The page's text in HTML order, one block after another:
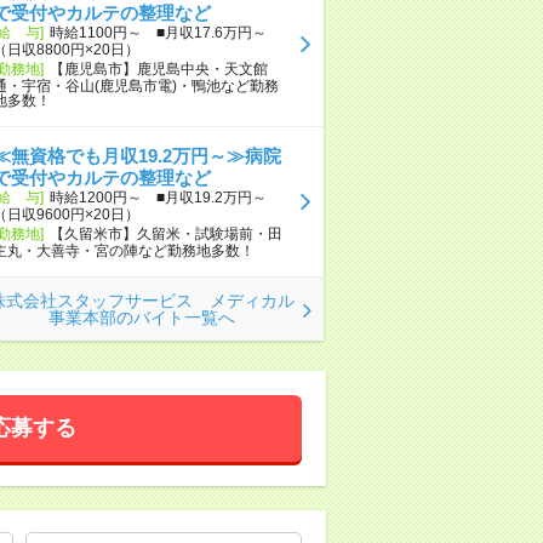
受付やカルテの整理など
与] 時給1100円～ ■月収17.6万円～
日収8800円×20日）
務地]
【鹿児島市】鹿児島中央・天文館
・宇宿・谷山(鹿児島市電)・鴨池など勤務
多数！
資格でも月収19.2万円～≫病院
受付やカルテの整理など
与] 時給1200円～ ■月収19.2万円～
日収9600円×20日）
務地]
【久留米市】久留米・試験場前・田
丸・大善寺・宮の陣など勤務地多数！
式会社スタッフサービス メディカル
事業本部のバイト一覧へ
募する